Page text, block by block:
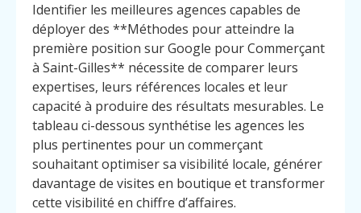
Identifier les meilleures agences capables de
déployer des **Méthodes pour atteindre la
première position sur Google pour Commerçant
à Saint-Gilles** nécessite de comparer leurs
expertises, leurs références locales et leur
capacité à produire des résultats mesurables. Le
tableau ci-dessous synthétise les agences les
plus pertinentes pour un commerçant
souhaitant optimiser sa visibilité locale, générer
davantage de visites en boutique et transformer
cette visibilité en chiffre d’affaires.